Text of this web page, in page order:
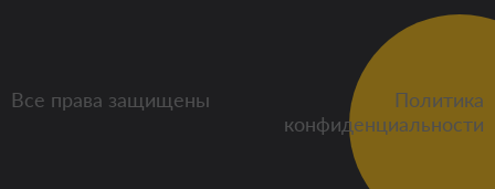
Все права защищены
Политика
конфиденциальности